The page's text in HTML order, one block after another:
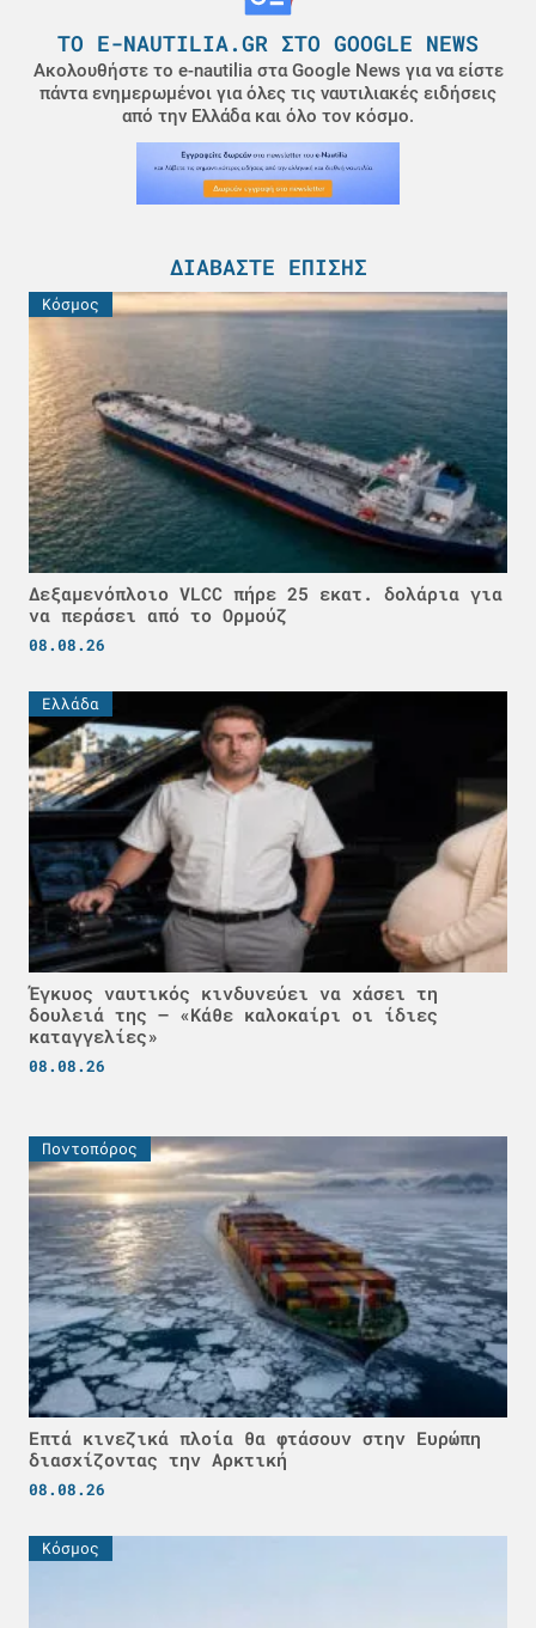
ΤΟ E-NAUTILIA.GR ΣΤΟ GOOGLE NEWS
Ακολουθήστε το e-nautilia στα Google News για να είστε
πάντα ενημερωμένοι για όλες τις ναυτιλιακές ειδήσεις
από την Ελλάδα και όλο τον κόσμο.
ΔΙΑΒΆΣΤΕ ΕΠΊΣΗΣ
Κόσμος
Δεξαμενόπλοιο VLCC πήρε 25 εκατ. δολάρια για
να περάσει από το Ορμούζ
08.08.26
Ελλάδα
Έγκυος ναυτικός κινδυνεύει να χάσει τη
δουλειά της – «Κάθε καλοκαίρι οι ίδιες
καταγγελίες»
08.08.26
Ποντοπόρος
Επτά κινεζικά πλοία θα φτάσουν στην Ευρώπη
διασχίζοντας την Αρκτική
08.08.26
Κόσμος